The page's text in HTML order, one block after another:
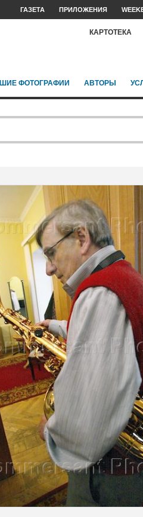
ГАЗЕТА ПРИЛОЖЕНИЯ
КАРТОТЕКА
ФОТОГРАФИИ АВТОРЫ